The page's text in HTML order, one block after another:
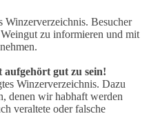
Besucher
zu informieren und mit
aufgehört gut zu sein!
Winzerverzeichnis. Dazu
denen wir habhaft werden
veraltete oder falsche